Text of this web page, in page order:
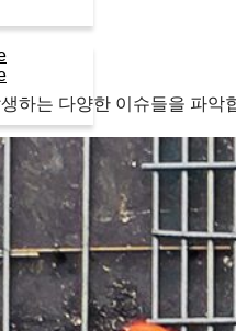
하는 다양한 이슈들을 파악